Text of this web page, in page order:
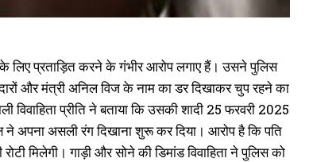
के लिए प्रताड़ित करने के गंभीर आरोप लगाए हैं। उसने पुलिस
और मंत्री अनिल विज के नाम का डर दिखाकर चुप रहने का
प्रीति ने बताया कि उसकी शादी 25 फरवरी 2025
अपना असली रंग दिखाना शुरू कर दिया। आरोप है कि पति
मिलेगी। गाड़ी और सोने की डिमांड विवाहिता ने पुलिस को